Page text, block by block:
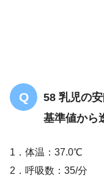
58 乳児の
基準値から
1．体温：37.0℃
2．呼吸数：35/分